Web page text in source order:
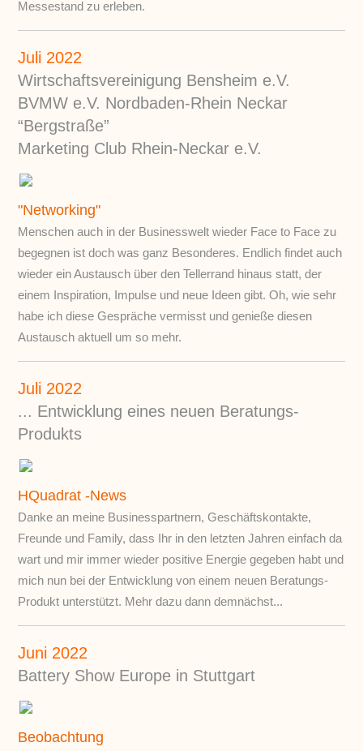
Messestand zu erleben.
Juli 2022
Wirtschaftsvereinigung Bensheim e.V.
BVMW e.V. Nordbaden-Rhein Neckar
“Bergstraße”
Marketing Club Rhein-Neckar e.V.
"Networking"
Menschen auch in der Businesswelt wieder Face to Face zu
begegnen ist doch was ganz Besonderes. Endlich findet auch
wieder ein Austausch über den Tellerrand hinaus statt, der
einem Inspiration, Impulse und neue Ideen gibt. Oh, wie sehr
habe ich diese Gespräche vermisst und genieße diesen
Austausch aktuell um so mehr.
Juli 2022
... Entwicklung eines neuen Beratungs-
Produkts
HQuadrat -News
Danke an meine Businesspartnern, Geschäftskontakte,
Freunde und Family, dass Ihr in den letzten Jahren einfach da
wart und mir immer wieder positive Energie gegeben habt und
mich nun bei der Entwicklung von einem neuen Beratungs-
Produkt unterstützt. Mehr dazu dann demnächst...
Juni 2022
Battery Show Europe in Stuttgart
Beobachtung